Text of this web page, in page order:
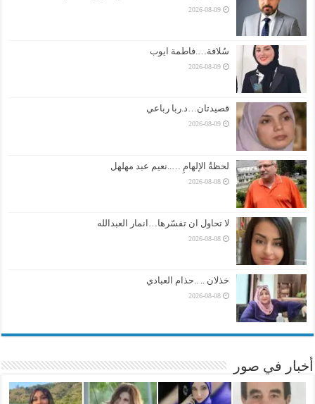
2026-08-09
سُلافة….فاطمة ايوب
2026-08-09
قصيدتان…د.ربا رباعي
2026-08-09
لحظةُ الإلهامِ …..نعيم عبد مهلهل
2026-08-08
لا تحاول ان تفسّرها…انمار العبدالله
2026-08-08
خذلان .. ..حذام العبادي
2026-08-08
أخبار في صور